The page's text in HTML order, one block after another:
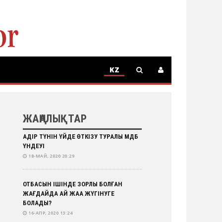
KZ
ЖАҢАЛЫҚТАР
ҚАДІР ТҮНІН ҮЙДЕ ӨТКІЗУ ТУРАЛЫ ҚМДБ
ҮНДЕУІ
18-МАЙ, 2020 20:29
ОТБАСЫН ІШІНДЕ ЗОРЛЫҚ БОЛҒАН
ЖАҒДАЙДА ҚАЙ ЖАҚҚА ЖҮГІНУГЕ
БОЛАДЫ?
16-АПР, 2020 13:24